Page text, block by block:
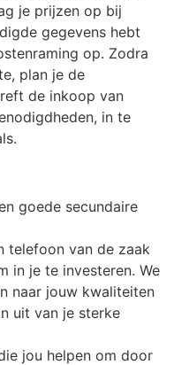
je prijzen op bij
gegevens hebt
op. Zodra
plan je de
de inkoop van
in te
goede secundaire
telefoon van de zaak
in je te investeren. We
naar jouw kwaliteiten
uit van je sterke
jou helpen om door